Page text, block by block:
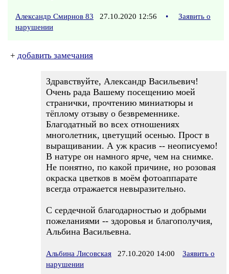
Александр Смирнов 83 27.10.2020 12:56 •
Заявить о
нарушении
+ добавить замечания
Здравствуйте, Александр Васильевич!
Очень рада Вашему посещению моей
странички, прочтению миниатюры и
тёплому отзыву о безвременнике.
Благодатный во всех отношениях
многолетник, цветущий осенью. Прост в
выращивании. А уж красив -- неописуемо!
В натуре он намного ярче, чем на снимке.
Не понятно, по какой причине, но розовая
окраска цветков в моём фотоаппарате
всегда отражается невыразительно.
С сердечной благодарностью и добрыми
пожеланиями -- здоровья и благополучия,
Альбина Васильевна.
Альбина Лисовская 27.10.2020 14:00
Заявить о
нарушении